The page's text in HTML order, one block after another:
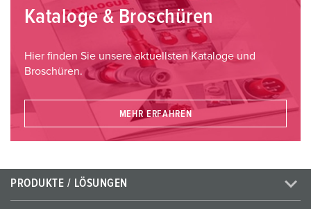
Kataloge & Broschüren
Hier finden Sie unsere aktuellsten Kataloge und
Broschüren.
MEHR ERFAHREN
PRODUKTE / LÖSUNGEN